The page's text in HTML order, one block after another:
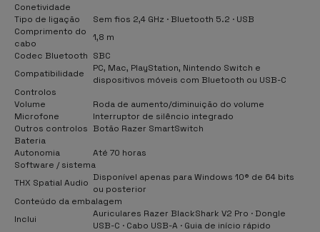
Conetividade
Tipo de ligação
Sem fios 2,4 GHz · Bluetooth 5.2 · USB
Comprimento do
cabo
1,8 m
Codec Bluetooth SBC
Compatibilidade
PC, Mac, PlayStation, Nintendo Switch e
dispositivos móveis com Bluetooth ou USB-C
Controlos
Volume
Roda de aumento/diminuição do volume
Microfone
Interruptor de silêncio integrado
Outros controlos Botão Razer SmartSwitch
Bateria
Autonomia
Até 70 horas
Software / sistema
THX Spatial Audio Disponível apenas para Windows 10® de 64 bits
ou posterior
Conteúdo da embalagem
Inclui
Auriculares Razer BlackShark V2 Pro · Dongle
USB-C · Cabo USB-A · Guia de início rápido